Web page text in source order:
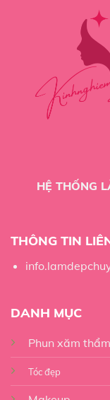
HỆ THỐNG
THÔNG TIN
DANH MỤC
Phun xăm
Tóc đẹp